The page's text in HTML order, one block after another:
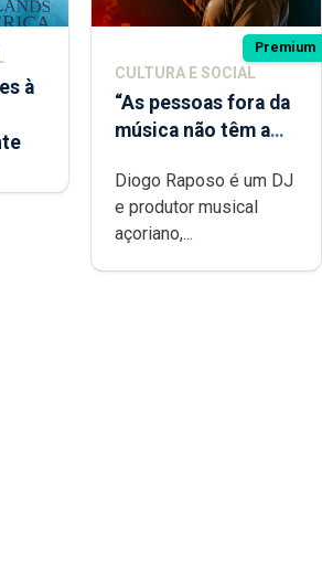
à
Premium
CULTURA E SOCIAL
“As pessoas fora da
música não têm a
difícil é produzir
uma música”
Diogo Raposo é um DJ
e produtor musical
açoriano,...